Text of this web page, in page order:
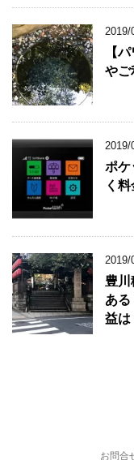
2019/
【
やご
2019/
ポケ
く
2019/
豊川
ある
益は
お問合